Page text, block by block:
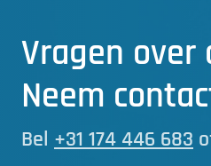
Vragen
Neem
Bel +31 174 446 683